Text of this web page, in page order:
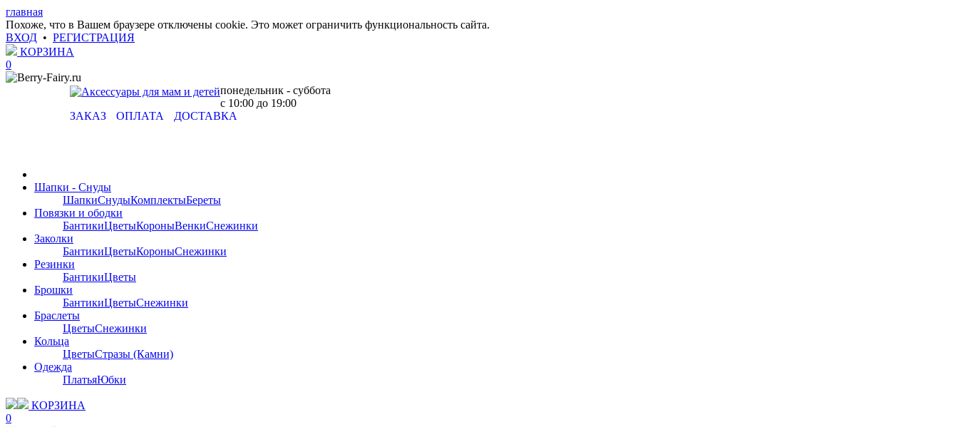
главная
Похоже, что в Вашем браузере отключены cookie. Это может ограничить функциональность сайта.
ВХОД • РЕГИСТРАЦИЯ
КОРЗИНА
0
понедельник - суббота
с 10:00 до 19:00
ЗАКАЗ
ОПЛАТА ДОСТАВКА
Шапки - Снуды
ШапкиСнудыКомплектыБереты
Повязки и ободки
БантикиЦветыКороныВенкиСнежинки
Заколки
БантикиЦветыКороныСнежинки
Резинки
БантикиЦветы
Брошки
БантикиЦветыСнежинки
Браслеты
ЦветыСнежинки
Кольца
ЦветыСтразы (Камни)
Одежда
ПлатьяЮбки
КОРЗИНА
0